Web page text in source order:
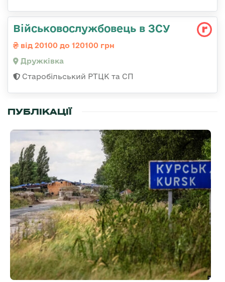
Військовослужбовець в ЗСУ
від 20100 до 120100 грн
Дружківка
Старобільський РТЦК та СП
ПУБЛІКАЦІЇ